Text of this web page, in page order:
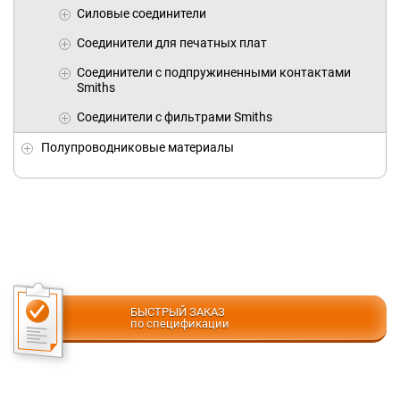
Силовые соединители
Соединители для печатных плат
Соединители с подпружиненными контактами
Smiths
Соединители с фильтрами Smiths
Полупроводниковые материалы
БЫСТРЫЙ ЗАКАЗ
по спецификации